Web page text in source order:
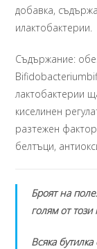
добавка,
илактобактерии.
Съдържание:
лактобактерии
киселинен
разтежен
белтъци,
Броят на
голям от
Всяка